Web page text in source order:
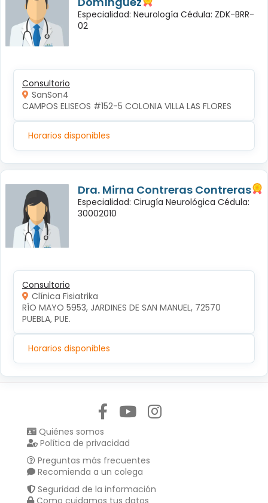
Especialidad: Neurología Cédula: ZDK-BRR-
02
Consultorio
SanSon4
CAMPOS ELISEOS #152-5 COLONIA VILLA LAS FLORES
Horarios disponibles
Dra. Mirna Contreras Contreras
Especialidad: Cirugía Neurológica Cédula:
30002010
Consultorio
Clínica Fisiatrika
RÍO MAYO 5953, JARDINES DE SAN MANUEL, 72570
PUEBLA, PUE.
Horarios disponibles
Quiénes somos
Política de privacidad
Preguntas más frecuentes
Recomienda a un colega
Seguridad de la información